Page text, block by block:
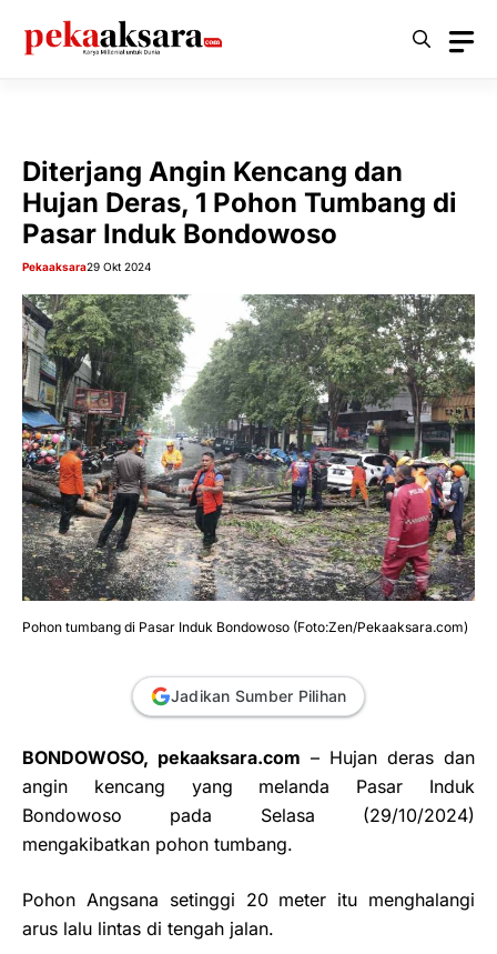
Diterjang Angin Kencang dan
Hujan Deras, 1 Pohon Tumbang di
Pasar Induk Bondowoso
Pekaaksara29 Okt 2024
Pohon tumbang di Pasar Induk Bondowoso (Foto:Zen/Pekaaksara.com)
Jadikan Sumber Pilihan
BONDOWOSO, pekaaksara.com – Hujan deras dan
angin kencang yang melanda Pasar Induk
Bondowoso pada Selasa (29/10/2024)
mengakibatkan pohon tumbang.
Pohon Angsana setinggi 20 meter itu menghalangi
arus lalu lintas di tengah jalan.